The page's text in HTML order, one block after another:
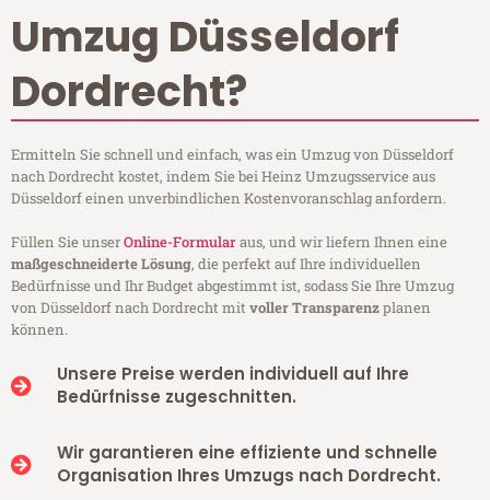
Umzug Düsseldorf
Dordrecht?
Ermitteln Sie schnell und einfach, was ein Umzug von Düsseldorf
nach Dordrecht kostet, indem Sie bei Heinz Umzugsservice aus
Düsseldorf einen unverbindlichen Kostenvoranschlag anfordern.
Füllen Sie unserOnline-Formularaus, und wir liefern Ihnen eine
maßgeschneiderte Lösung, die perfekt auf Ihre individuellen
Bedürfnisse und Ihr Budget abgestimmt ist, sodass Sie Ihre Umzug
von Düsseldorf nach Dordrecht mitvoller Transparenzplanen
können.
Unsere Preise werden individuell auf Ihre
Bedürfnisse zugeschnitten.
Wir garantieren eine effiziente und schnelle
Organisation Ihres Umzugs nach Dordrecht.